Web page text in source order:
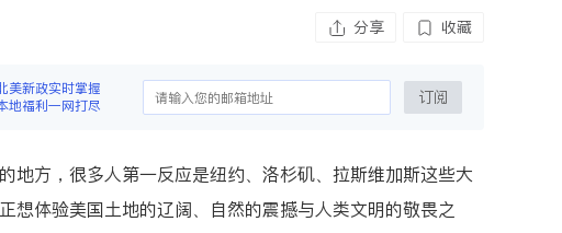
分享 收藏
美新政实时掌握
地福利一网打尽
订阅
地方，很多人第一反应是纽约、洛杉矶、拉斯维加斯这些大
想体验美国土地的辽阔、自然的震撼与人类文明的敬畏之